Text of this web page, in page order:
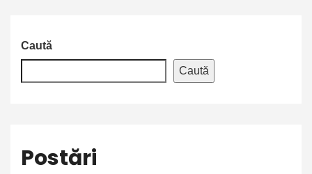
Caută
Caută
Postări